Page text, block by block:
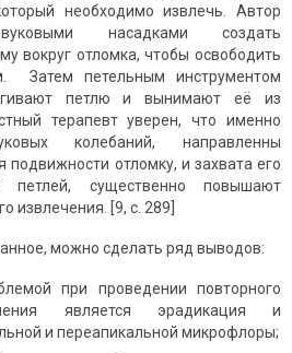
необходимо извлечь. Автор
насадками создать
вокруг отломка, чтобы освободить
Затем петельным инструментом
петлю и вынимают её из
терапевт уверен, что именно
колебаний, направленны
подвижности отломку, и захвата его
петлей, существенно повышают
извлечения. [9, с. 289]
можно сделать ряд выводов:
при проведении повторного
является эрадикация и
и переапикальной микрофлоры;